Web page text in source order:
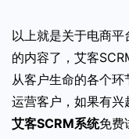
以上就是关于电商
的内容了，艾客
从客户生命的各个
运营客户，如果有
艾客SCRM系统免费